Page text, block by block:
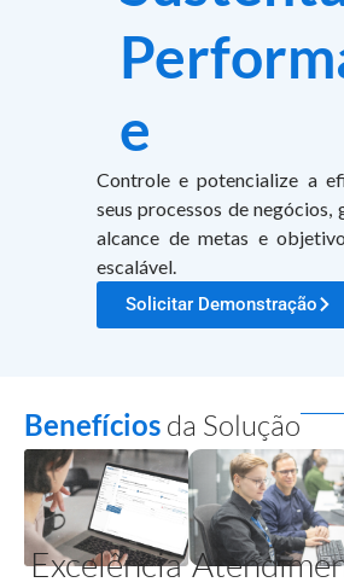
e​
Controle e potencialize a
seus processos de negócios,
alcance de metas e
escalável.
Solicitar Demonstração
Benefícios da Solução
Excelência